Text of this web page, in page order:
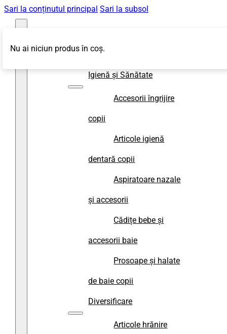
Sari la conținutul principal Sari la subsol
Igienă și Sănătate
Accesorii îngrijire
copii
Articole igienă
dentară copii
Aspiratoare nazale
și accesorii
Cădițe bebe și
accesorii baie
Prosoape și halate
de baie copii
Diversificare
Articole hrănire
Nu ai niciun produs în coș.